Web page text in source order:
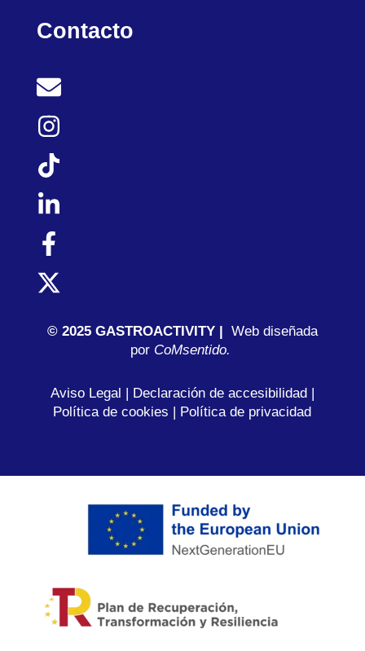
Contacto
© 2025 GASTROACTIVITY | Web diseñada
porCoMsentido.
Aviso Legal | Declaración de accesibilidad|
Política de cookies | Política de privacidad